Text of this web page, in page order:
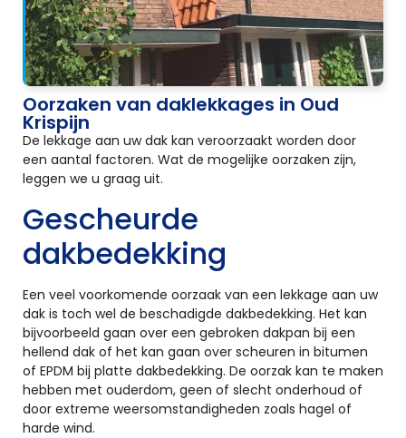
Oorzaken van daklekkages in Oud
Krispijn
De lekkage aan uw dak kan veroorzaakt worden door
een aantal factoren. Wat de mogelijke oorzaken zijn,
leggen we u graag uit.
Gescheurde
dakbedekking
Een veel voorkomende oorzaak van een lekkage aan uw
dak is toch wel de beschadigde dakbedekking. Het kan
bijvoorbeeld gaan over een gebroken dakpan bij een
hellend dak of het kan gaan over scheuren in bitumen
of EPDM bij platte dakbedekking. De oorzak kan te maken
hebben met ouderdom, geen of slecht onderhoud of
door extreme weersomstandigheden zoals hagel of
harde wind.